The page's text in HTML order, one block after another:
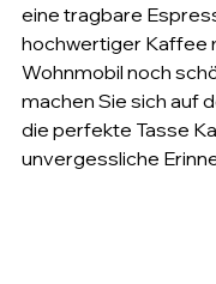
eine tragbare
hochwertiger Kaffee
Wohnmobil noch
machen Sie sich auf
die perfekte Tasse
unvergessliche